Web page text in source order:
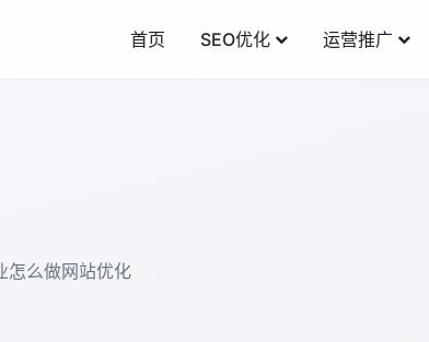
首页 SEO优化 运营推广
怎么做网站优化